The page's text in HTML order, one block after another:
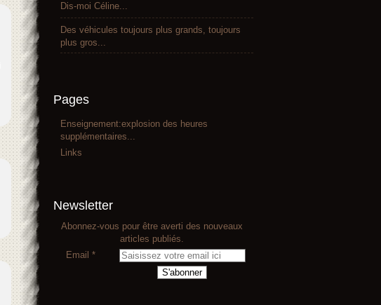
Dis-moi Céline...
Des véhicules toujours plus grands, toujours
plus gros...
Pages
Enseignement:explosion des heures
supplémentaires...
Links
Newsletter
Abonnez-vous pour être averti des nouveaux
articles publiés.
Email